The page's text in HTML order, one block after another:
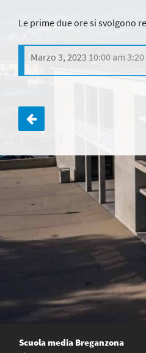
Le prime due ore si svolgono
Marzo 3, 2023 10:00 am
Navigazione
articoli
Scuola media Breganzona